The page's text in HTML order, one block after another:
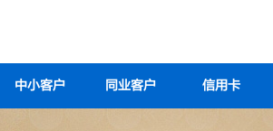
中小客户 同业客户 信用卡